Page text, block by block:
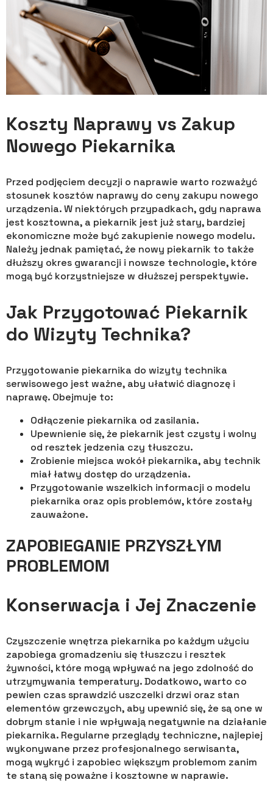
Koszty Naprawy vs Zakup
Nowego Piekarnika
Przed podjęciem decyzji o naprawie warto rozważyć
stosunek kosztów naprawy do ceny zakupu nowego
urządzenia. W niektórych przypadkach, gdy naprawa
jest kosztowna, a piekarnik jest już stary, bardziej
ekonomiczne może być zakupienie nowego modelu.
Należy jednak pamiętać, że nowy piekarnik to także
dłuższy okres gwarancji i nowsze technologie, które
mogą być korzystniejsze w dłuższej perspektywie.
Jak Przygotować Piekarnik
do Wizyty Technika?
Przygotowanie piekarnika do wizyty technika
serwisowego jest ważne, aby ułatwić diagnozę i
naprawę. Obejmuje to:
Odłączenie piekarnika od zasilania.
Upewnienie się, że piekarnik jest czysty i wolny
od resztek jedzenia czy tłuszczu.
Zrobienie miejsca wokół piekarnika, aby technik
miał łatwy dostęp do urządzenia.
Przygotowanie wszelkich informacji o modelu
piekarnika oraz opis problemów, które zostały
zauważone.
ZAPOBIEGANIE PRZYSZŁYM
PROBLEMOM
Konserwacja i Jej Znaczenie
Czyszczenie wnętrza piekarnika po każdym użyciu
zapobiega gromadzeniu się tłuszczu i resztek
żywności, które mogą wpływać na jego zdolność do
utrzymywania temperatury. Dodatkowo, warto co
pewien czas sprawdzić uszczelki drzwi oraz stan
elementów grzewczych, aby upewnić się, że są one w
dobrym stanie i nie wpływają negatywnie na działanie
piekarnika. Regularne przeglądy techniczne, najlepiej
wykonywane przez profesjonalnego serwisanta,
mogą wykryć i zapobiec większym problemom zanim
te staną się poważne i kosztowne w naprawie.